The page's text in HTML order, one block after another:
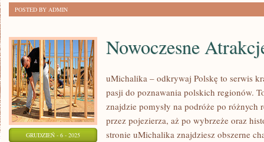
POSTED BY ADMIN
GRUDZIEŃ - 6 - 2025
Nowoczesne
uMichalika – odkrywaj Polskę to serwis
pasji do poznawania polskich regionów.
znajdzie pomysły na podróże po
przez pojezierza, aż po wybrzeże oraz
stronie uMichalika znajdziesz obszerne